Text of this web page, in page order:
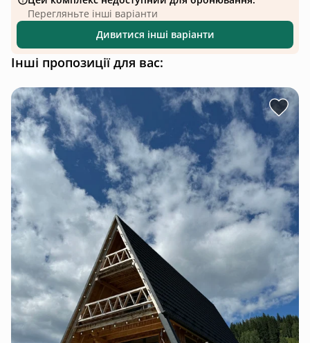
вітальні і з видом на гори!
Різні Сховки, одні гори!
Перегляньте інші варіанти
Дивитися інші варіанти
Інші пропозиції для вас: